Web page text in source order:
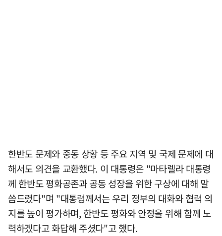
한반도 문제와 중동 상황 등 주요 지역 및 국제 문제에 대
해서도 의견을 교환했다. 이 대통령은 "마타렐라 대통령
께 한반도 평화공존과 공동 성장을 위한 구상에 대해 말
씀드렸다"며 "대통령께서는 우리 정부의 대화와 협력 의
지를 높이 평가하며, 한반도 평화와 안정을 위해 함께 노
력하겠다고 화답해 주셨다"고 했다.